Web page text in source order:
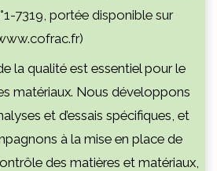
7319, portée disponible sur
la qualité est essentiel pour le
matériaux. Nous développons
et d’essais spécifiques, et
à la mise en place de
des matières et matériaux,